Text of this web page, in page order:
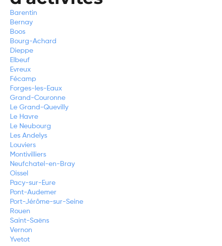
Barentin
Bernay
Boos
Bourg-Achard
Dieppe
Elbeuf
Evreux
Fécamp
Forges-les-Eaux
Grand-Couronne
Le Grand-Quevilly
Le Havre
Le Neubourg
Les Andelys
Louviers
Montivilliers
Neufchatel-en-Bray
Oissel
Pacy-sur-Eure
Pont-Audemer
Port-Jérôme-sur-Seine
Rouen
Saint-Saëns
Vernon
Yvetot